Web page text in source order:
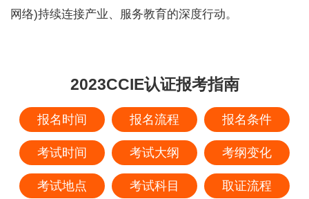
网络)持续连接产业、服务教育的深度行动。
2023CCIE认证报考指南
报名时间 报名流程 报名条件
考试时间 考试大纲 考纲变化
考试地点 考试科目 取证流程